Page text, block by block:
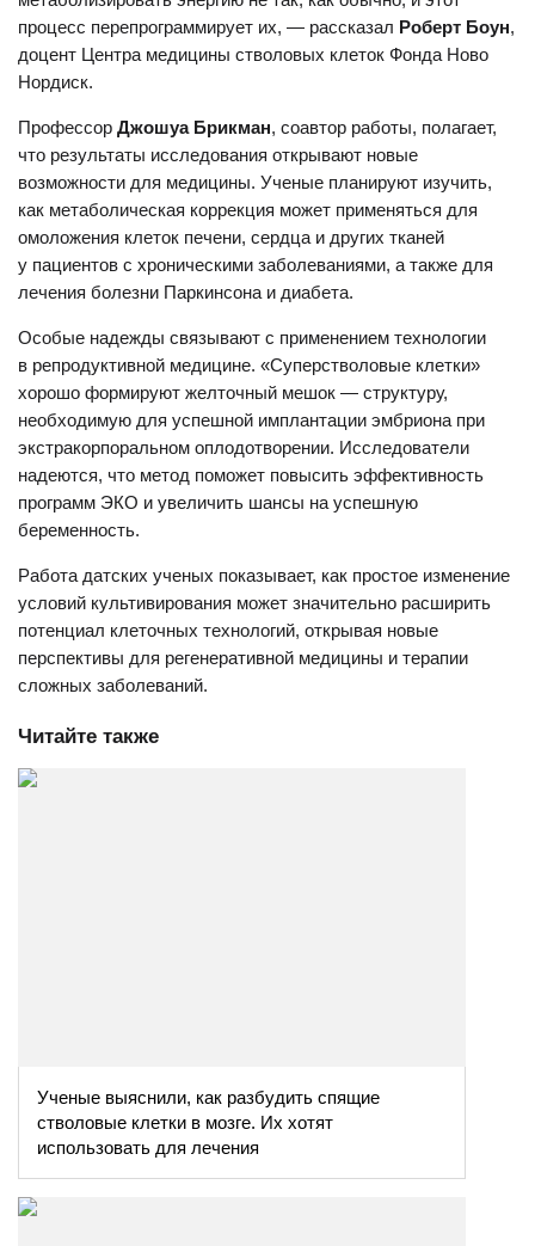
процесс перепрограммирует их, — рассказал Роберт Боун,
доцент Центра медицины стволовых клеток Фонда Ново
Нордиск.
Профессор Джошуа Брикман, соавтор работы, полагает,
что результаты исследования открывают новые
возможности для медицины. Ученые планируют изучить,
как метаболическая коррекция может применяться для
омоложения клеток печени, сердца и других тканей
у пациентов с хроническими заболеваниями, а также для
лечения болезни Паркинсона и диабета.
Особые надежды связывают с применением технологии
в репродуктивной медицине. «Суперстволовые клетки»
хорошо формируют желточный мешок — структуру,
необходимую для успешной имплантации эмбриона при
экстракорпоральном оплодотворении. Исследователи
надеются, что метод поможет повысить эффективность
программ ЭКО и увеличить шансы на успешную
беременность.
Работа датских ученых показывает, как простое изменение
условий культивирования может значительно расширить
потенциал клеточных технологий, открывая новые
перспективы для регенеративной медицины и терапии
сложных заболеваний.
Читайте также
Ученые выяснили, как разбудить спящие
стволовые клетки в мозге. Их хотят
использовать для лечения